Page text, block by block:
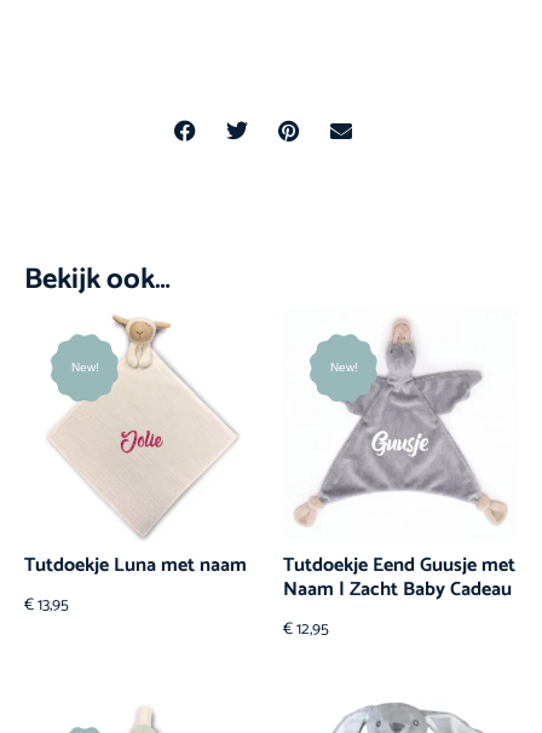
Bekijk ook…
New!
Tutdoekje Luna met naam
€13,95
New!
Tutdoekje Eend Guusje met
Naam | Zacht Baby Cadeau
€12,95